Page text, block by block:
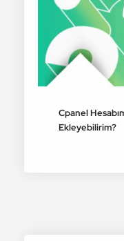
Cpanel
Ekleyebilirim?